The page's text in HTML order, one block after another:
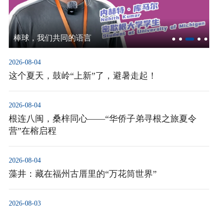
棒球，我们共同的语言
2026-08-04
这个夏天，鼓岭“上新”了，避暑走起！
2026-08-04
根连八闽，桑梓同心——“华侨子弟寻根之旅夏令
营”在榕启程
2026-08-04
藻井：藏在福州古厝里的“万花筒世界”
2026-08-03